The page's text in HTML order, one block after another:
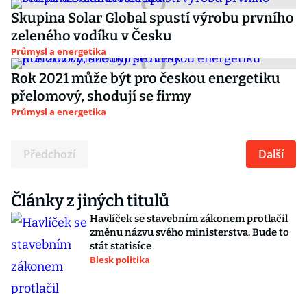
Skupina Solar Global spustí výrobu prvního
zeleného vodíku v Česku
Průmysl a energetika
Rok 2021 může být pro českou energetiku
přelomový, shodují se firmy
Průmysl a energetika
Předchozí Další
Články z jiných titulů
Havlíček se stavebním zákonem protlačil
změnu názvu svého ministerstva. Bude to
stát statisíce
Blesk politika